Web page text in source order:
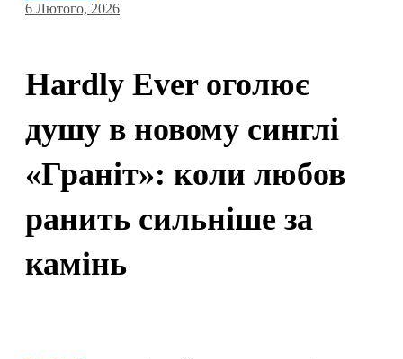
6 Лютого, 2026
Hardly Ever оголює
душу в новому синглі
«Граніт»: коли любов
ранить сильніше за
камінь